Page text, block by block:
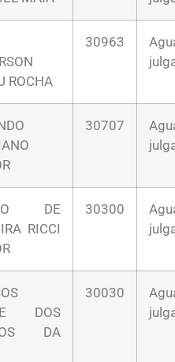
ROCHA
30963
30707
DE
RICCI
30300
DOS
DA
30030